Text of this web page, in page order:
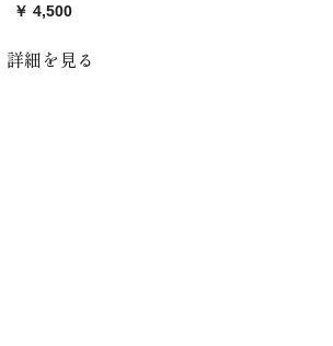
￥ 4,500
詳細を見る